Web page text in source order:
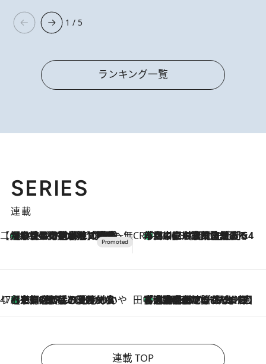
1 / 5
ランキング一覧
SERIES
連載
【CREA×星野リゾート】唯一無二。癒しと発見が待つ場所へ
2026.8.7
【トンボの足水浴】ヒノキの香りに包まれて涼感マックス！約13℃の湧水かけ流しを避暑地「星野温泉 トンボの湯」で体験 CREA'S CHOICE
2026.8.7
「立川にも歌舞伎があるんだよ」 片岡仁左衛門・市川中車ら豪華座組みで4年目の立川立飛歌舞伎へ
47都道府県の手みやげ ひんやりスイーツで夏を満喫
2026.8.7
【京都府】この夏絶対食べたい 冷やしておいしいおやつ3選 ひと口目から心を掴む新緑のテリーヌ 田中稲の勝手に再ブーム
2026.8.7
「湘南乃風に憧れて」観客大盛上がりの“タオル回し”に、ラッパー顔負けの高速歌唱まで…さだまさし（74）のアグレッシブすぎる現在地
連載 TOP